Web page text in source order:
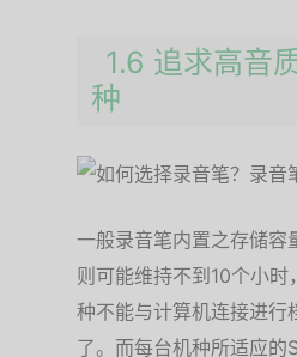
1.6 追求高音
种
一般录音笔内置之存储
则可能维持不到10个小
种不能与计算机连接进行
了。而每台机种所适应